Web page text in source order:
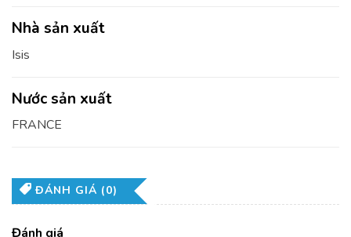
Nhà sản xuất
Isis
Nước sản xuất
FRANCE
ĐÁNH GIÁ (0)
Đánh giá